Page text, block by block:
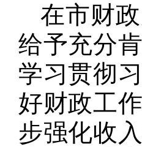
在市财
给予充分
学习贯彻
好财政工
步强化收